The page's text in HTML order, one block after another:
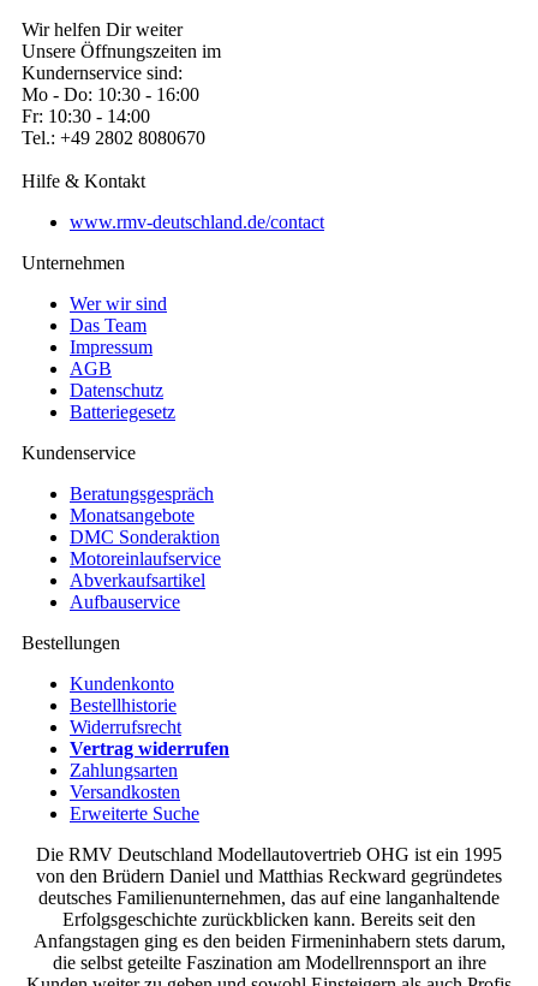
Wir helfen Dir weiter
Unsere Öffnungszeiten im
Kundernservice sind:
Mo - Do: 10:30 - 16:00
Fr: 10:30 - 14:00
Tel.: +49 2802 8080670
Hilfe & Kontakt
www.rmv-deutschland.de/contact
Unternehmen
Wer wir sind
Das Team
Impressum
AGB
Datenschutz
Batteriegesetz
Kundenservice
Beratungsgespräch
Monatsangebote
DMC Sonderaktion
Motoreinlaufservice
Abverkaufsartikel
Aufbauservice
Bestellungen
Kundenkonto
Bestellhistorie
Widerrufsrecht
Vertrag widerrufen
Zahlungsarten
Versandkosten
Erweiterte Suche
Die RMV Deutschland Modellautovertrieb OHG ist ein 1995
von den Brüdern Daniel und Matthias Reckward gegründetes
deutsches Familienunternehmen, das auf eine langanhaltende
Erfolgsgeschichte zurückblicken kann. Bereits seit den
Anfangstagen ging es den beiden Firmeninhabern stets darum,
die selbst geteilte Faszination am Modellrennsport an ihre